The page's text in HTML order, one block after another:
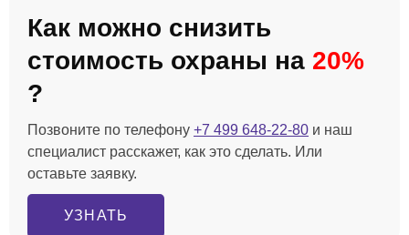
Как можно снизить
стоимость охраны на 20%
?
Позвоните по телефону +7 499 648-22-80 и наш
специалист расскажет, как это сделать. Или
оставьте заявку.
УЗНАТЬ